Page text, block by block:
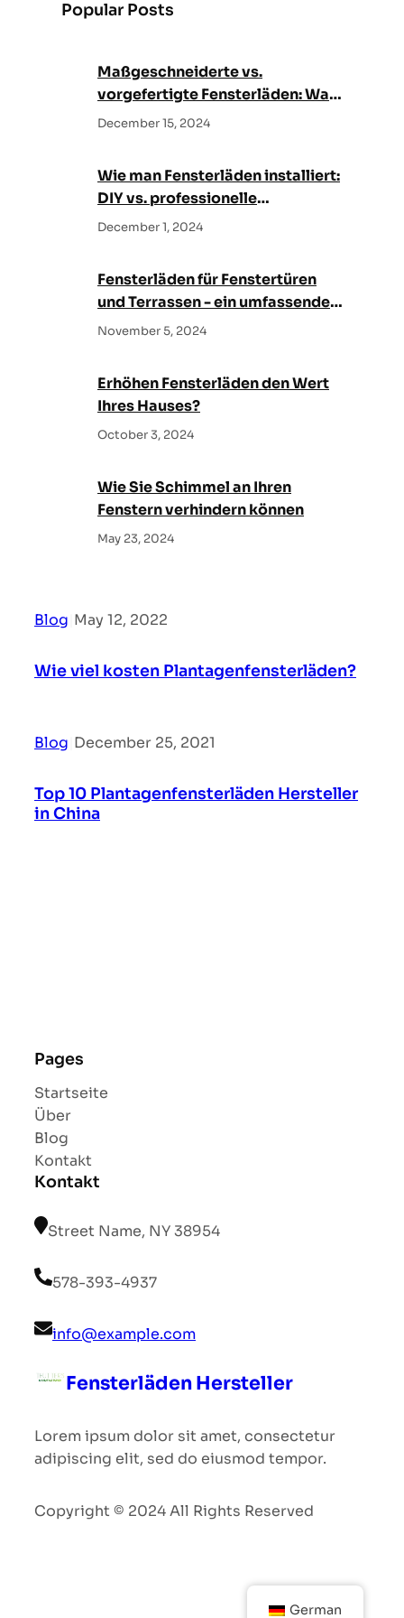
c
Popular Posts
Maßgeschneiderte vs.
vorgefertigte Fensterläden: Was
ist besser für Ihr Haus?
December 15, 2024
Wie man Fensterläden installiert:
DIY vs. professionelle
Installation
December 1, 2024
Fensterläden für Fenstertüren
und Terrassen - ein umfassender
Leitfaden
November 5, 2024
Erhöhen Fensterläden den Wert
Ihres Hauses?
October 3, 2024
Wie Sie Schimmel an Ihren
Fenstern verhindern können
May 23, 2024
Blog May 12, 2022
Wie viel kosten Plantagenfensterläden?
Blog December 25, 2021
Top 10 Plantagenfensterläden Hersteller
in China
Pages
Startseite
Über
Blog
Kontakt
Kontakt
Street Name, NY 38954
578-393-4937
info@example.com
Fensterläden Hersteller
Lorem ipsum dolor sit amet, consectetur
adipiscing elit, sed do eiusmod tempor.
Copyright © 2024 All Rights Reserved
German